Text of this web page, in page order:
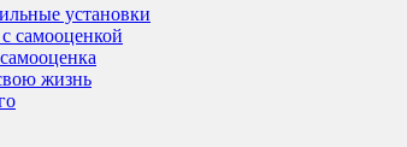
установки
самооценкой
жизнь